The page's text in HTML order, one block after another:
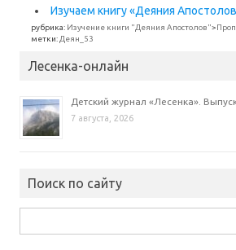
Изучаем книгу «Деяния
рубрика: Изучение книги "Деяния Апостолов">
метки: Деян_53
Лесенка-онлайн
Детский журнал «Лесенка». Выпуск
7 августа, 2026
Поиск по сайту